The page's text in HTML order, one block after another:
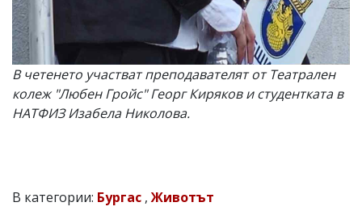
В четенето участват преподавателят от Театрален
колеж "Любен Гройс" Георг Киряков и студентката в
НАТФИЗ Изабела Николова.
В категории: Бургас ,Животът